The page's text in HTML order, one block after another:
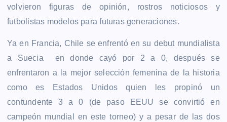
volvieron figuras de opinión, rostros noticiosos y
futbolistas modelos para futuras generaciones.
Ya en Francia, Chile se enfrentó en su debut mundialista
a Suecia en donde cayó por 2 a 0, después se
enfrentaron a la mejor selección femenina de la historia
como es Estados Unidos quien les propinó un
contundente 3 a 0 (de paso EEUU se convirtió en
campeón mundial en este torneo) y a pesar de las dos